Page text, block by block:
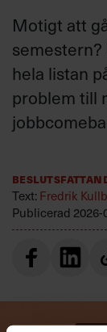
Motigt att
hela listan
problem till
Text:Fredrik
Publicerad 2026-